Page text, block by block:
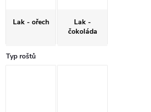
Lak - ořech
Lak -
čokoláda
Typ roštů